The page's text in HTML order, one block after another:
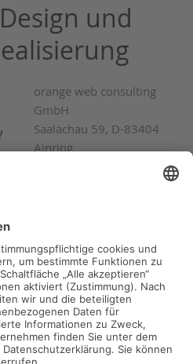
und
orange web consulting
GmbH
Saalachau 59, D-83404
Ainring
Tel. +49 (08654) 607429,